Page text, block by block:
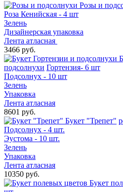
Розы и
Роза Кенийская - 4 шт
Зелень
Дизайнерская упаковка
Лента атласная
3466 руб.
подсолнухи Гортензия- 6 шт
Подсолнух - 10 шт
Зелень
Упаковка
Лента атласная
8601 руб.
Букет "Трепет"
Подсолнух - 4 шт.
Эустома - 10 шт.
Зелень
Упаковка
Лента атласная
10350 руб.
Букет